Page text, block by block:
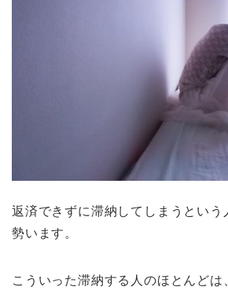
返済できずに滞納してしまうという
勢います。
こういった滞納する人のほとんどは